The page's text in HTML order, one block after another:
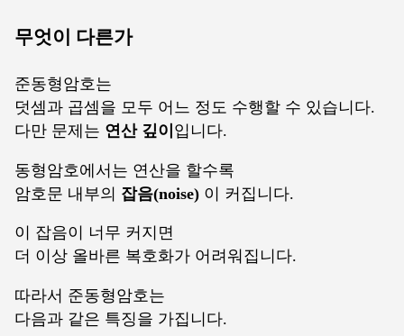
무엇이 다른가
준동형암호는
덧셈과 곱셈을 모두 어느 정도 수행할 수 있습니다.
다만 문제는 연산 깊이 입니다.
동형암호에서는 연산을 할수록
암호문 내부의 잡음(noise) 이 커집니다.
이 잡음이 너무 커지면
더 이상 올바른 복호화가 어려워집니다.
따라서 준동형암호는
다음과 같은 특징을 가집니다.